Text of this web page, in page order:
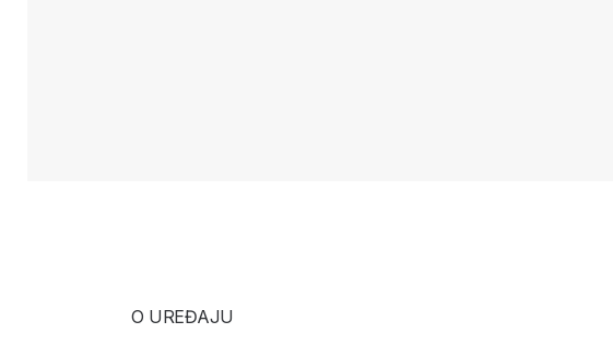
O UREĐAJU